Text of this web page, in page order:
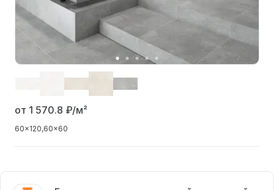
от 1 570.8 ₽/м²
60x120 60x60